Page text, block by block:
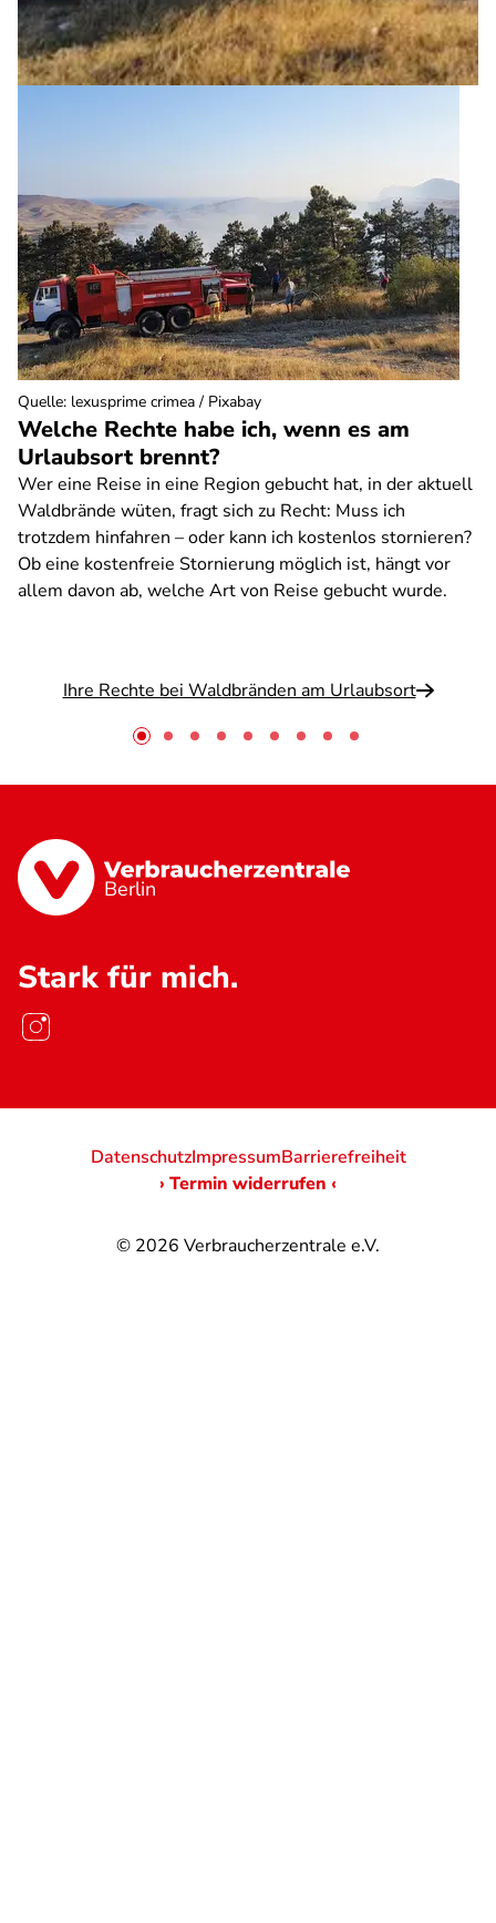
Welche Rechte habe ich, wenn es am
Urlaubsort brennt?
Wer eine Reise in eine Region gebucht hat, in der aktuell
Waldbrände wüten, fragt sich zu Recht: Muss ich
trotzdem hinfahren – oder kann ich kostenlos stornieren?
Ob eine kostenfreie Stornierung möglich ist, hängt vor
allem davon ab, welche Art von Reise gebucht wurde.
Ihre Rechte bei Waldbränden am Urlaubsort
Quelle: lexusprime crimea / Pixabay
Berlin
Stark für mich.
© 2026 Verbraucherzentrale e.V.
DatenschutzImpressumBarrierefreiheit
› Termin widerrufen ‹